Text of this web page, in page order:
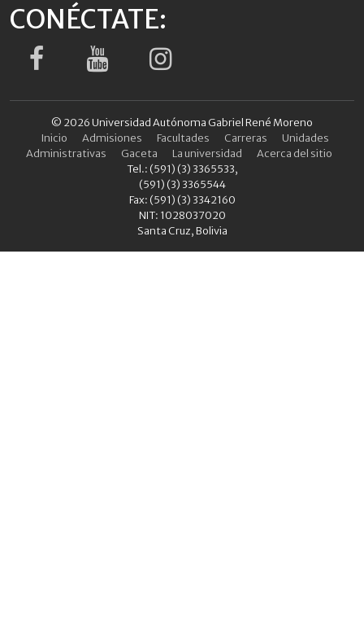
CONÉCTATE:
© 2026 Universidad Autónoma Gabriel René Moreno
Inicio
Admisiones Facultades Carreras
Unidades
Administrativas
Gaceta La universidad
Acerca del sitio
Tel.: (591) (3) 3365533,
(591) (3) 3365544
Fax: (591) (3) 3342160
NIT: 1028037020
Santa Cruz, Bolivia